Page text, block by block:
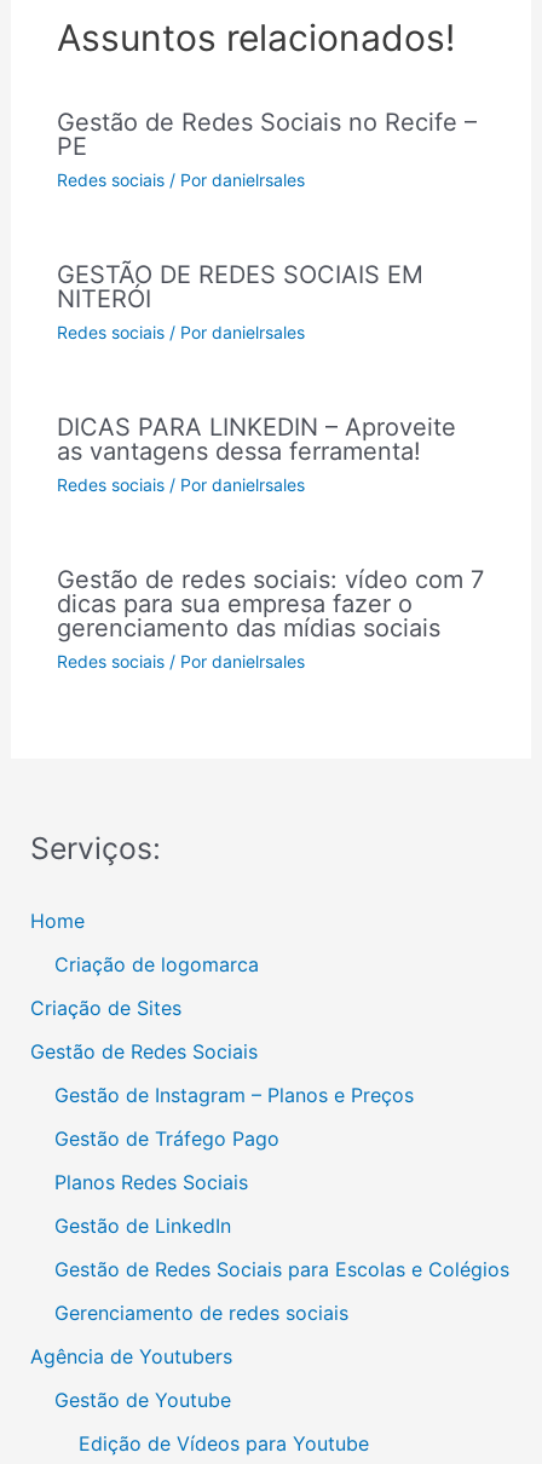
Assuntos relacionados!
Gestão de Redes Sociais no Recife –
PE
Redes sociais / Pordanielrsales
GESTÃO DE REDES SOCIAIS EM
NITERÓI
Redes sociais / Pordanielrsales
DICAS PARA LINKEDIN – Aproveite
as vantagens dessa ferramenta!
Redes sociais / Pordanielrsales
Gestão de redes sociais: vídeo com 7
dicas para sua empresa fazer o
gerenciamento das mídias sociais
Redes sociais / Pordanielrsales
Serviços:
Home
Criação de logomarca
Criação de Sites
Gestão de Redes Sociais
Gestão de Instagram – Planos e Preços
Gestão de Tráfego Pago
Planos Redes Sociais
Gestão de LinkedIn
Gestão de Redes Sociais para Escolas e Colégios
Gerenciamento de redes sociais
Agência de Youtubers
Gestão de Youtube
Edição de Vídeos para Youtube